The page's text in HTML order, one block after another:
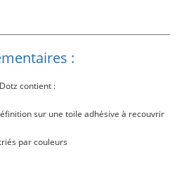
:
contient :
sur une toile adhésive à recouvrir
par couleurs